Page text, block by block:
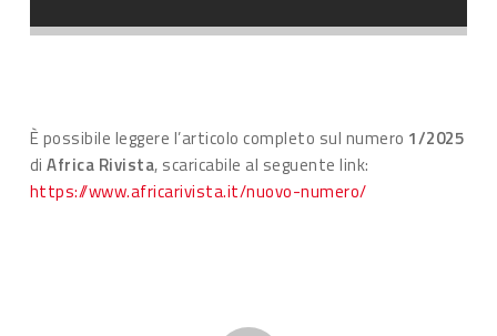
È possibile leggere l’articolo completo sul numero 1/2025
diAfrica Rivista, scaricabile al seguente link:
https://www.africarivista.it/nuovo-numero/